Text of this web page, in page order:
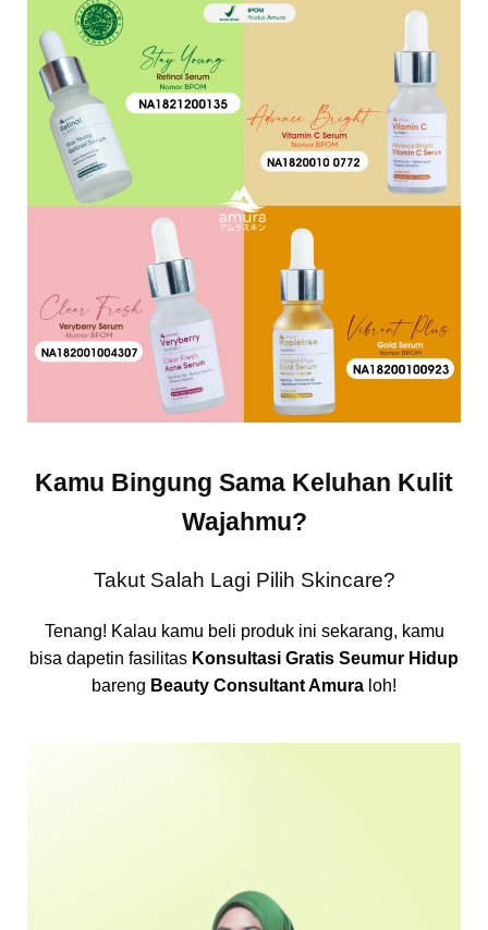
Kamu Bingung Sama Keluhan Kulit
Wajahmu?
Takut Salah Lagi Pilih Skincare?
Tenang! Kalau kamu beli produk ini sekarang, kamu
bisa dapetin fasilitas Konsultasi Gratis Seumur Hidup
bareng Beauty Consultant Amura loh!